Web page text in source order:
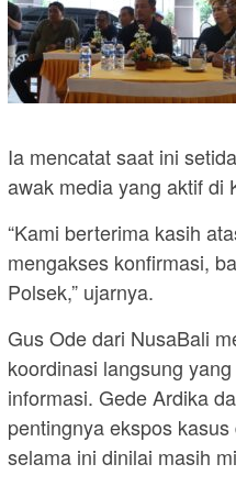
Ia mencatat saat ini
awak media yang aktif di
“Kami berterima kasih
mengakses konfirmasi,
Polsek,” ujarnya.
Gus Ode dari NusaBali
koordinasi langsung
informasi. Gede Ardika
pentingnya ekspos
selama ini dinilai masih